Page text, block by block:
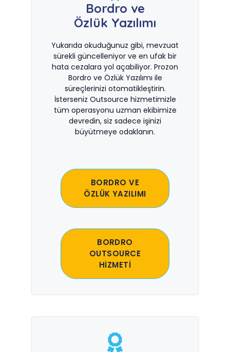
Bordro ve
Özlük Yazılımı
Yukarıda okuduğunuz gibi, mevzuat
sürekli güncelleniyor ve en ufak bir
hata cezalara yol açabiliyor. Prozon
Bordro ve Özlük Yazılımı ile
süreçlerinizi otomatikleştirin.
İsterseniz Outsource hizmetimizle
tüm operasyonu uzman ekibimize
devredin, siz sadece işinizi
büyütmeye odaklanın.
BORDRO VE
ÖZLÜK YAZILIMI
BORDRO
OUTSOURCE
HİZMETİ